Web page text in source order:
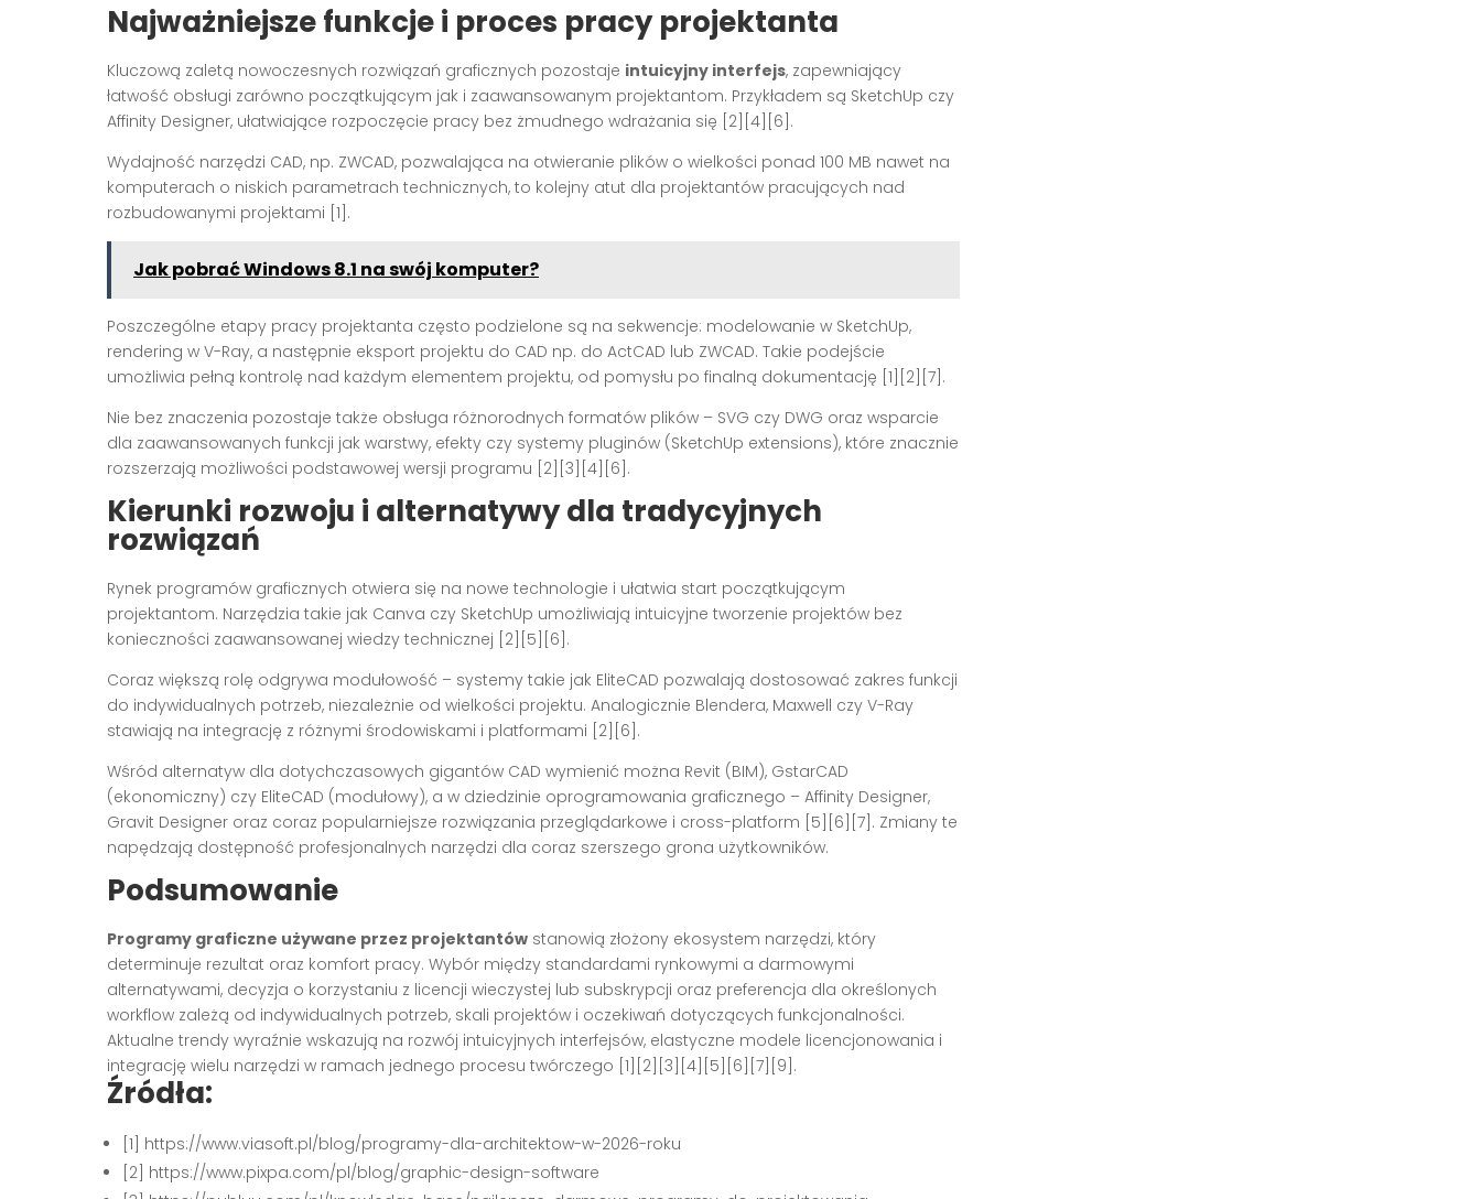
Najważniejsze funkcje i proces pracy projektanta
Kluczową zaletą nowoczesnych rozwiązań graficznych pozostaje intuicyjny interfejs, zapewniający
łatwość obsługi zarówno początkującym jak i zaawansowanym projektantom. Przykładem są SketchUp czy
Affinity Designer, ułatwiające rozpoczęcie pracy bez żmudnego wdrażania się [2][4][6].
Wydajność narzędzi CAD, np. ZWCAD, pozwalająca na otwieranie plików o wielkości ponad 100 MB nawet na
komputerach o niskich parametrach technicznych, to kolejny atut dla projektantów pracujących nad
rozbudowanymi projektami [1].
Jak pobrać Windows 8.1 na swój komputer?
Poszczególne etapy pracy projektanta często podzielone są na sekwencje: modelowanie w SketchUp,
rendering w V-Ray, a następnie eksport projektu do CAD np. do ActCAD lub ZWCAD. Takie podejście
umożliwia pełną kontrolę nad każdym elementem projektu, od pomysłu po finalną dokumentację [1][2][7].
Nie bez znaczenia pozostaje także obsługa różnorodnych formatów plików – SVG czy DWG oraz wsparcie
dla zaawansowanych funkcji jak warstwy, efekty czy systemy pluginów (SketchUp extensions), które znacznie
rozszerzają możliwości podstawowej wersji programu [2][3][4][6].
Kierunki rozwoju i alternatywy dla tradycyjnych
rozwiązań
Rynek programów graficznych otwiera się na nowe technologie i ułatwia start początkującym
projektantom. Narzędzia takie jak Canva czy SketchUp umożliwiają intuicyjne tworzenie projektów bez
konieczności zaawansowanej wiedzy technicznej [2][5][6].
Coraz większą rolę odgrywa modułowość – systemy takie jak EliteCAD pozwalają dostosować zakres funkcji
do indywidualnych potrzeb, niezależnie od wielkości projektu. Analogicznie Blendera, Maxwell czy V-Ray
stawiają na integrację z różnymi środowiskami i platformami [2][6].
Wśród alternatyw dla dotychczasowych gigantów CAD wymienić można Revit (BIM), GstarCAD
(ekonomiczny) czy EliteCAD (modułowy), a w dziedzinie oprogramowania graficznego – Affinity Designer,
Gravit Designer oraz coraz popularniejsze rozwiązania przeglądarkowe i cross-platform [5][6][7]. Zmiany te
napędzają dostępność profesjonalnych narzędzi dla coraz szerszego grona użytkowników.
Podsumowanie
Programy graficzne używane przez projektantów stanowią złożony ekosystem narzędzi, który
determinuje rezultat oraz komfort pracy. Wybór między standardami rynkowymi a darmowymi
alternatywami, decyzja o korzystaniu z licencji wieczystej lub subskrypcji oraz preferencja dla określonych
workflow zależą od indywidualnych potrzeb, skali projektów i oczekiwań dotyczących funkcjonalności.
Aktualne trendy wyraźnie wskazują na rozwój intuicyjnych interfejsów, elastyczne modele licencjonowania i
integrację wielu narzędzi w ramach jednego procesu twórczego [1][2][3][4][5][6][7][9].
Źródła:
[1] https://www.viasoft.pl/blog/programy-dla-architektow-w-2026-roku
[2] https://www.pixpa.com/pl/blog/graphic-design-software